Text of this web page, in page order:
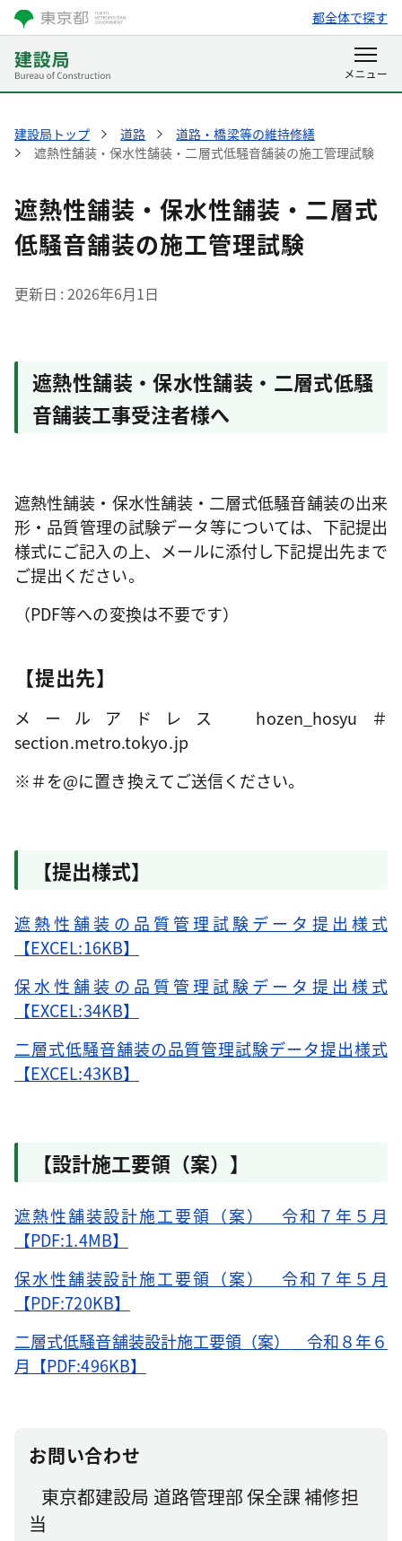
都全体で探す
建設局トップ 道路
道路・橋梁等の維持修繕
遮熱性舗装・保水性舗装・二層式低騒音舗装の施工管理試験
遮熱性舗装・保水性舗装・二層式
低騒音舗装の施工管理試験
更新日 2026年6月1日
遮熱性舗装・保水性舗装・二層式低騒
音舗装工事受注者様へ
遮熱性舗装・保水性舗装・二層式低騒音舗装の出来
形・品質管理の試験データ等については、下記提出
様式にご記入の上、メールに添付し下記提出先まで
ご提出ください。
（PDF等への変換は不要です）
【提出先】
メールアドレス hozen_hosyu＃
section.metro.tokyo.jp
※＃を@に置き換えてご送信ください。
【提出様式】
遮熱性舗装の品質管理試験データ提出様式
【EXCEL:16KB】
保水性舗装の品質管理試験データ提出様式
【EXCEL:34KB】
二層式低騒音舗装の品質管理試験データ提出様式
【EXCEL:43KB】
【設計施工要領（案）】
遮熱性舗装設計施工要領（案） 令和７年５月
【PDF:1.4MB】
保水性舗装設計施工要領（案） 令和７年５月
【PDF:720KB】
二層式低騒音舗装設計施工要領（案）
令和８年６
月【PDF:496KB】
お問い合わせ
東京都建設局 道路管理部 保全課 補修担
当